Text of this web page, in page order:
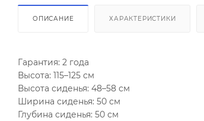
ОПИСАНИЕ ХАРАКТЕРИСТИКИ
Гарантия: 2 года
Высота: 115–125 см
Высота сиденья: 48–58 см
Ширина сиденья: 50 см
Глубина сиденья: 50 см